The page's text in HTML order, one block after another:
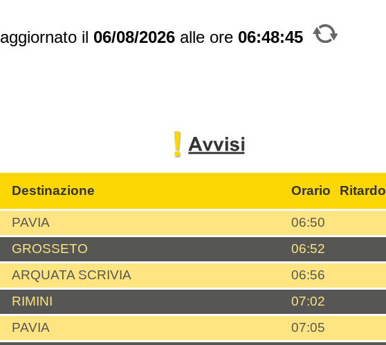
aggiornato il 06/08/2026 alle ore 06:48:45
Destinazione Orario Ritardo
PAVIA 06:50
GROSSETO 06:52
ARQUATA SCRIVIA 06:56
RIMINI 07:02
PAVIA 07:05